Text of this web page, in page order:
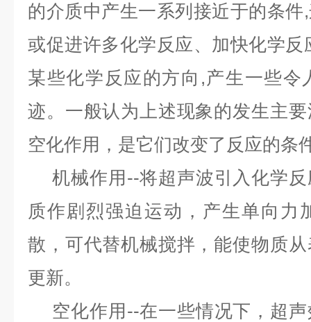
的介质中产生一系列接近于的条件,
或促进许多化学反应、加快化学反
某些化学反应的方向 ,产生一些令
迹。一般认为上述现象的发生主
空化作用，是它们改变了反应的条
机械作用 --将超声波引入化学
质作剧烈强迫运动，产生单向力
散，可代替机械搅拌，能使物质
更新。
空化作用 --在一些情况下，超